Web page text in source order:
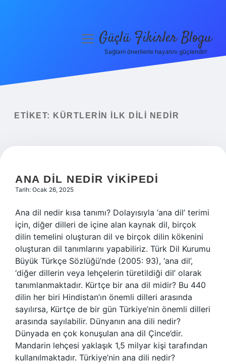
Yasal Uyarı
menüyüGüçlü Fikirler Blogu
Sağlam önerilerle hayatını güçlendir!
ETIKET: KÜRTLERIN ILK DILI NEDIR
ANA DIL NEDIR VIKIPEDI
Tarih: Ocak 26, 2025
Ana dil nedir kısa tanımı? Dolayısıyla ‘ana dil’ terimi
için, diğer dilleri de içine alan kaynak dil, birçok
dilin temelini oluşturan dil ve birçok dilin kökenini
oluşturan dil tanımlarını yapabiliriz. Türk Dil Kurumu
Büyük Türkçe Sözlüğü’nde (2005: 93), ‘ana dil’,
‘diğer dillerin veya lehçelerin türetildiği dil’ olarak
tanımlanmaktadır. Kürtçe bir ana dil midir? Bu 440
dilin her biri Hindistan’ın önemli dilleri arasında
sayılırsa, Kürtçe de bir gün Türkiye’nin önemli dilleri
arasında sayılabilir. Dünyanın ana dili nedir?
Dünyada en çok konuşulan ana dil Çince’dir.
Mandarin lehçesi yaklaşık 1,5 milyar kişi tarafından
kullanılmaktadır. Türkiye’nin ana dili nedir?